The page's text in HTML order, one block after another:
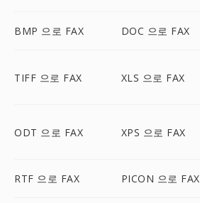
BMP 으로 FAX DOC 으로 FAX
TIFF 으로 FAX XLS 으로 FAX
ODT 으로 FAX XPS 으로 FAX
RTF 으로 FAX PICON 으로 FAX